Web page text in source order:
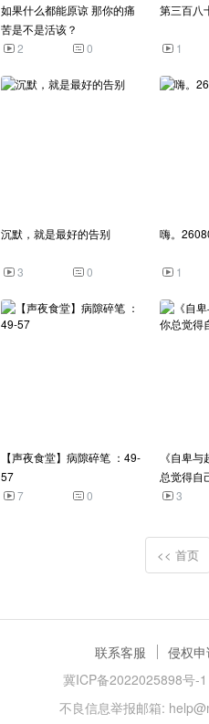
如果什么都能原谅 那你的痛
苦是不是活该？
2
0
第三百八
1
沉默，就是最好的告别
3 0
嗨。
1
【声夜食堂】病隙碎笔 ：49-
57
7
0
《自卑
总觉得自
3
<< 首页
联系客服 侵权
冀ICP备2022025898号-1
不良信息举报邮箱: